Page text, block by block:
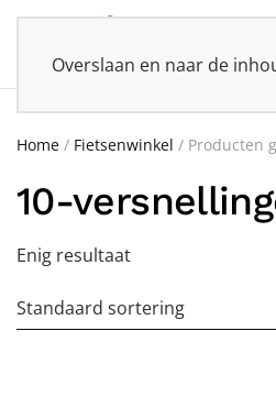
Overslaan en naar de
Home / Fietsenwinkel / Producten
10-
Enig resultaat